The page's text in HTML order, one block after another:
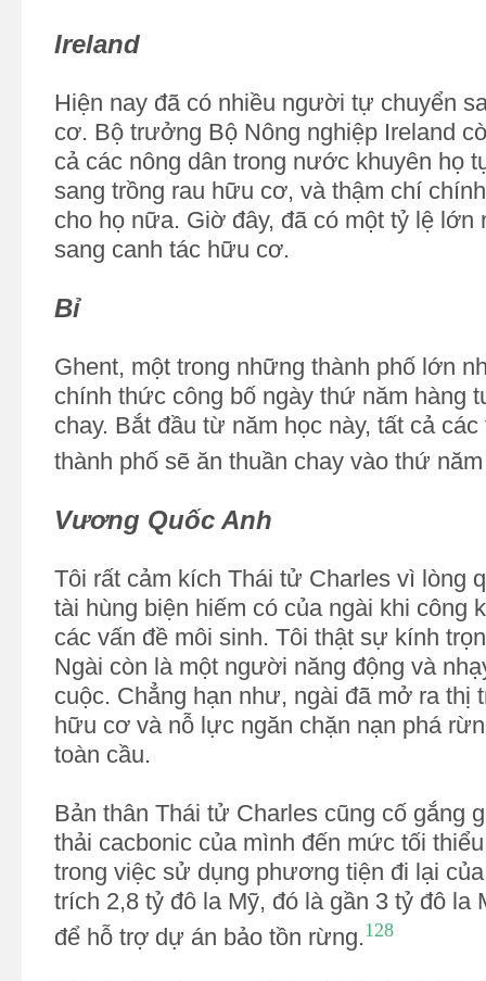
Ireland
Hiện nay đã có nhiều người tự chuyển
cơ. Bộ trưởng Bộ Nông nghiệp Ireland
cả các nông dân trong nước khuyên họ
sang trồng rau hữu cơ, và thậm chí
cho họ nữa. Giờ đây, đã có một tỷ lệ lớn
sang canh tác hữu cơ.
Bỉ
Ghent, một trong những thành phố lớn
chính thức công bố ngày thứ năm hàng
chay. Bắt đầu từ năm học này, tất cả
thành phố sẽ ăn thuần chay vào thứ
Vương Quốc Anh
Tôi rất cảm kích Thái tử Charles vì lòng
tài hùng biện hiếm có của ngài khi công
các vấn đề môi sinh. Tôi thật sự kính
Ngài còn là một người năng động và
cuộc. Chẳng hạn như, ngài đã mở ra thị
hữu cơ và nỗ lực ngăn chặn nạn phá
toàn cầu.
Bản thân Thái tử Charles cũng cố gắng
thải cacbonic của mình đến mức tối
trong việc sử dụng phương tiện đi lại
trích 2,8 tỷ đô la Mỹ, đó là gần 3 tỷ đô la
để hỗ trợ dự án bảo tồn rừng.128